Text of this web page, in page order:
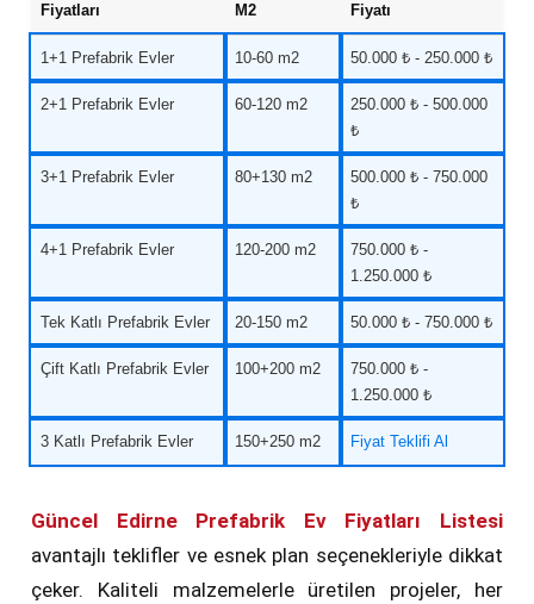
Fiyatları
M2
Fiyatı
1+1 Prefabrik Evler 10-60 m2 50.000 ₺ - 250.000 ₺
2+1 Prefabrik Evler 60-120 m2
250.000 ₺ - 500.000
₺
3+1 Prefabrik Evler 80+130 m2
500.000 ₺ - 750.000
₺
4+1 Prefabrik Evler 120-200 m2
750.000 ₺ -
1.250.000 ₺
Tek Katlı Prefabrik Evler 20-150 m2 50.000 ₺ - 750.000 ₺
Çift Katlı Prefabrik Evler 100+200 m2
750.000 ₺ -
1.250.000 ₺
3 Katlı Prefabrik Evler 150+250 m2 Fiyat Teklifi Al
Güncel Edirne Prefabrik Ev Fiyatları Listesi
avantajlı teklifler ve esnek plan seçenekleriyle dikkat
çeker. Kaliteli malzemelerle üretilen projeler, her